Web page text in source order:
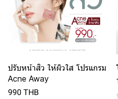
ปรับหน้าสิว ให้ผิวใส โปรแกรม
Acne Away
990 THB